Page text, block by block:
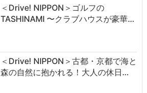
＜Drive! NIPPON＞ゴルフの
TASHINAMI 〜クラブハウスが豪華…
＜Drive! NIPPON＞古都・京都で海と
森の自然に抱かれる！大人の休日…